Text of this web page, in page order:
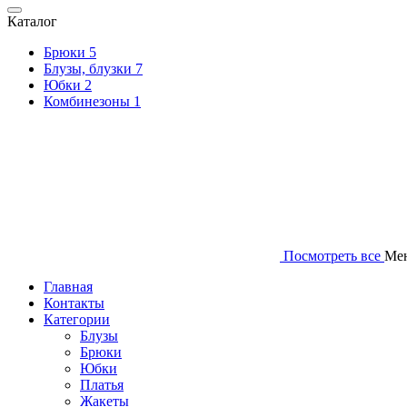
Каталог
Брюки 5
Блузы, блузки 7
Юбки 2
Комбинезоны 1
Посмотреть все
Главная
Контакты
Категории
Блузы
Брюки
Юбки
Платья
Жакеты